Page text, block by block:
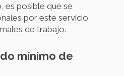
es posible que se
por este servicio
de trabajo.
mínimo de